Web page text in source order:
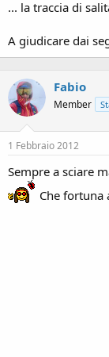
... la traccia di
A giudicare dai
Fabio
Member
1 Febbraio 2012
Sempre a sciare
Che fortuna